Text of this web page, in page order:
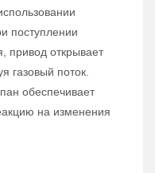
поступлении
привод открывает
газовый поток.
обеспечивает
на изменения